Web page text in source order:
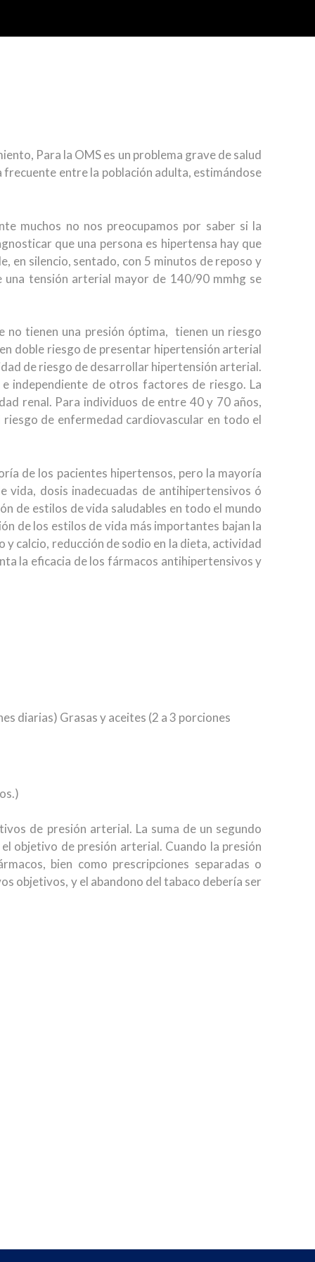
Para la OMS es un problema grave de salud
frecuente entre la población adulta, estimándose
muchos no nos preocupamos por saber si la
que una persona es hipertensa hay que
en silencio, sentado, con 5 minutos de reposo y
una tensión arterial mayor de 140/90 mmhg se
no tienen una presión óptima, tienen un riesgo
doble riesgo de presentar hipertensión arterial
de riesgo de desarrollar hipertensión arterial.
independiente de otros factores de riesgo. La
renal. Para individuos de entre 40 y 70 años,
de enfermedad cardiovascular en todo el
de los pacientes hipertensos, pero la mayoría
vida, dosis inadecuadas de antihipertensivos ó
de estilos de vida saludables en todo el mundo
de los estilos de vida más importantes bajan la
calcio, reducción de sodio en la dieta, actividad
la eficacia de los fármacos antihipertensivos y
diarias) Grasas y aceites (2 a 3 porciones
de presión arterial. La suma de un segundo
objetivo de presión arterial. Cuando la presión
bien como prescripciones separadas o
objetivos, y el abandono del tabaco debería ser